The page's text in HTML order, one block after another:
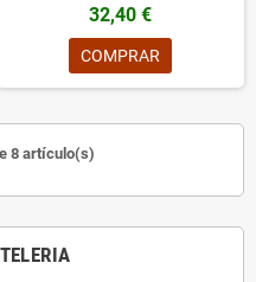
32,40 €
COMPRAR
8 artículo(s)